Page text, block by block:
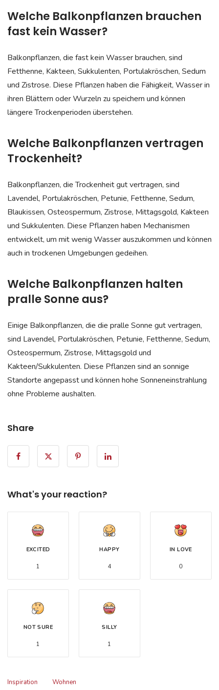
Welche Balkonpflanzen brauchen
fast kein Wasser?
Balkonpflanzen, die fast kein Wasser brauchen, sind
Fetthenne, Kakteen, Sukkulenten, Portulakröschen, Sedum
und Zistrose. Diese Pflanzen haben die Fähigkeit, Wasser in
ihren Blättern oder Wurzeln zu speichern und können
längere Trockenperioden überstehen.
Welche Balkonpflanzen vertragen
Trockenheit?
Balkonpflanzen, die Trockenheit gut vertragen, sind
Lavendel, Portulakröschen, Petunie, Fetthenne, Sedum,
Blaukissen, Osteospermum, Zistrose, Mittagsgold, Kakteen
und Sukkulenten. Diese Pflanzen haben Mechanismen
entwickelt, um mit wenig Wasser auszukommen und können
auch in trockenen Umgebungen gedeihen.
Welche Balkonpflanzen halten
pralle Sonne aus?
Einige Balkonpflanzen, die die pralle Sonne gut vertragen,
sind Lavendel, Portulakröschen, Petunie, Fetthenne, Sedum,
Osteospermum, Zistrose, Mittagsgold und
Kakteen/Sukkulenten. Diese Pflanzen sind an sonnige
Standorte angepasst und können hohe Sonneneinstrahlung
ohne Probleme aushalten.
Share
What's your reaction?
EXCITED
1
HAPPY
4
IN LOVE
0
NOT SURE
1
SILLY
1
Inspiration Wohnen